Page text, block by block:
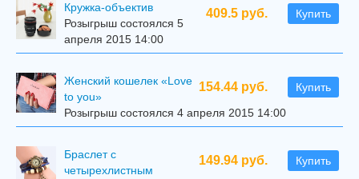
409.5 руб. Купить
Кружка-объектив
Розыгрыш состоялся 5
апреля 2015 14:00
154.44 руб. Купить
Женский кошелек «Love
to you»
Розыгрыш состоялся 4 апреля 2015 14:00
149.94 руб. Купить
Браслет с
четырехлистным